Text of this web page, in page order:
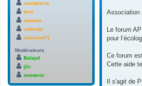
Association
Le forum
pour
Ce forum
Cette aide
Il s'agit de
ametpierre
fred
ramses
valtrede
xvincent71
Modérateurs
Balajol
j2c
monteric